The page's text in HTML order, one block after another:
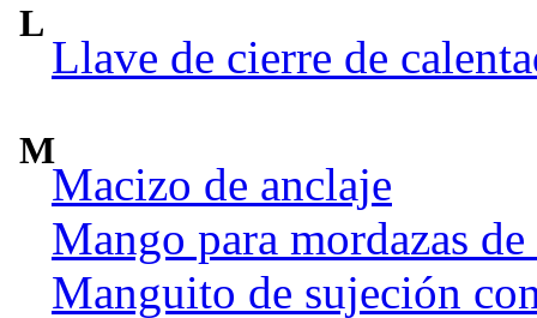
L
Llave de cierre de
M
Macizo de anclaje
Mango para mordazas de
Manguito de sujeción